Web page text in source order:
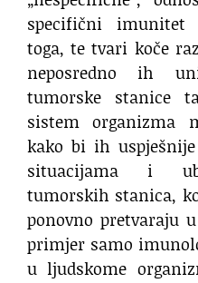
specifični
toga, te tvari koče
neposredno ih
tumorske stanice
sistem organizma
kako bi ih
situacijama i
tumorskih stanica,
ponovno pretvaraju
primjer samo
u ljudskome